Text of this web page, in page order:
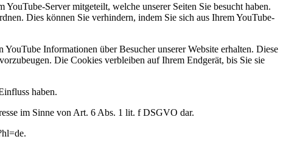
Server mitgeteilt, welche unserer Seiten Sie besucht haben.
Dies können Sie verhindern, indem Sie sich aus Ihrem YouTube-
Informationen über Besucher unserer Website erhalten. Diese
Die Cookies verbleiben auf Ihrem Endgerät, bis Sie sie
haben.
im Sinne von Art. 6 Abs. 1 lit. f DSGVO dar.